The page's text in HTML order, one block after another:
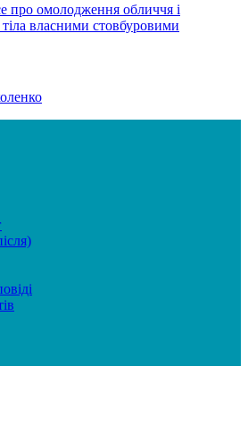
про омолодження обличчя і
тіла власними стовбуровими